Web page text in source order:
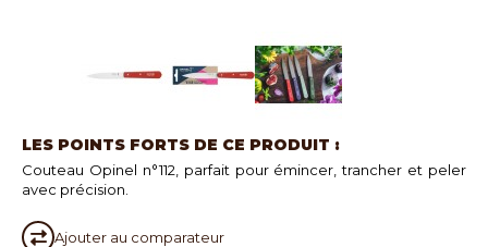
LES POINTS FORTS DE CE PRODUIT :
Couteau Opinel n°112, parfait pour émincer, trancher et peler
avec précision.
Ajouter au comparateur